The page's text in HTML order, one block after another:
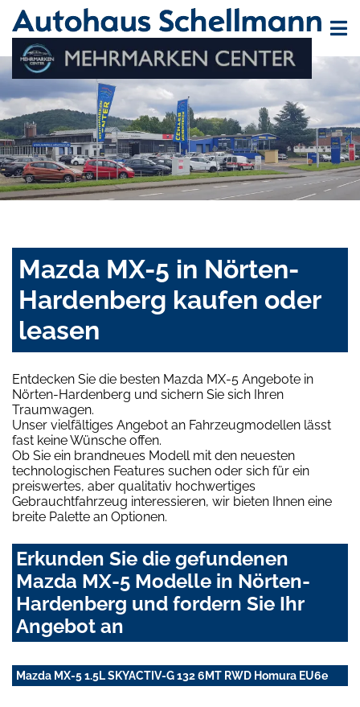
Mazda MX-5 in Nörten-
Hardenberg kaufen oder
leasen
Entdecken Sie die besten Mazda MX-5 Angebote in
Nörten-Hardenberg und sichern Sie sich Ihren
Traumwagen.
Unser vielfältiges Angebot an Fahrzeugmodellen lässt
fast keine Wünsche offen.
Ob Sie ein brandneues Modell mit den neuesten
technologischen Features suchen oder sich für ein
preiswertes, aber qualitativ hochwertiges
Gebrauchtfahrzeug interessieren, wir bieten Ihnen eine
breite Palette an Optionen.
Erkunden Sie die gefundenen
Mazda MX-5 Modelle in Nörten-
Hardenberg und fordern Sie Ihr
Angebot an
Mazda MX-5 1.5L SKYACTIV-G 132 6MT RWD Homura EU6e